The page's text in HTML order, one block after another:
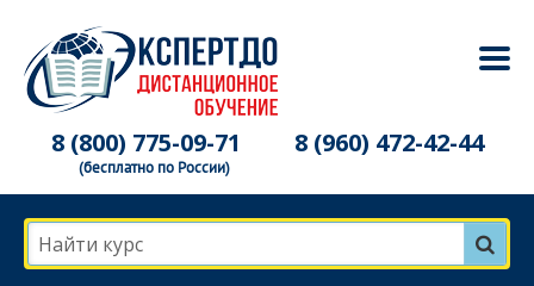
8 (800) 775-09-71
(бесплатно по России)
8 (960) 472-42-44
Найти курс